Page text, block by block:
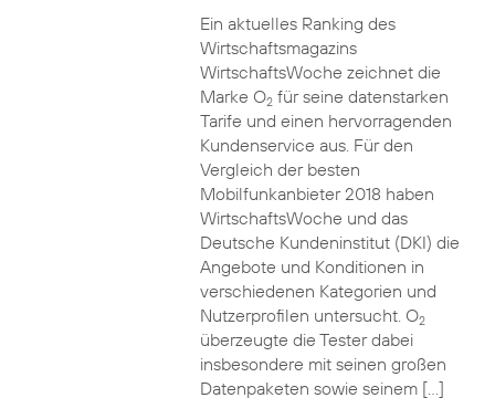
Ein aktuelles Ranking des
Wirtschaftsmagazins
WirtschaftsWoche zeichnet die
Marke O2für seine datenstarken
Tarife und einen hervorragenden
Kundenservice aus. Für den
Vergleich der besten
Mobilfunkanbieter 2018 haben
WirtschaftsWoche und das
Deutsche Kundeninstitut (DKI) die
Angebote und Konditionen in
verschiedenen Kategorien und
Nutzerprofilen untersucht. O2
überzeugte die Tester dabei
insbesondere mit seinen großen
Datenpaketen sowie seinem […]